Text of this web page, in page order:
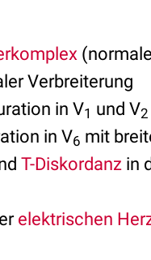
Verbreiterung
in V1 und V2
in V6 mit
T-Diskordanz in
elektrischen